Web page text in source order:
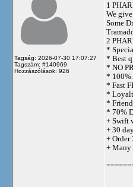
Tagság: 2026-07-30 17:07:27
Tagszám: #140969
Hozzászólások: 926
1
We
Some
2
*
* Best
* NO
* 100%
* Fast
*
*
* 70%
+ Swift
+ 30
+ Order
+ Many